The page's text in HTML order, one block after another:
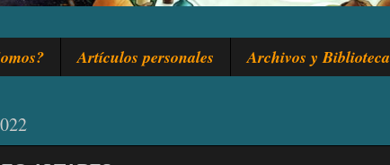
Artículos personales Archivos y Biblioteca